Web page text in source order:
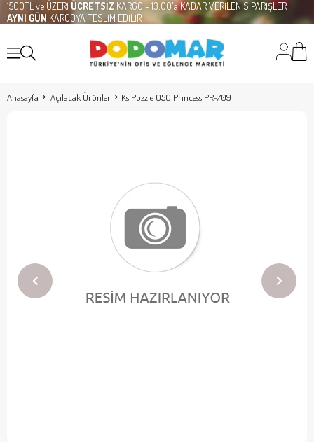
1500TL ve ÜZERİ ÜCRETSİZ KARGO - 13:00'a KADAR VERİLEN SİPARİŞLER
AYNI GÜN KARGOYA TESLİM EDİLİR
Anasayfa Açılacak Ürünler Ks Puzzle 050 Prıncess PR-709